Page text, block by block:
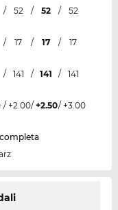
/ 52 / 52 /
52
/ 17 / 17 /
17
/ 141 / 141 /
141
/ +2.00/ +2.50/ +3.00